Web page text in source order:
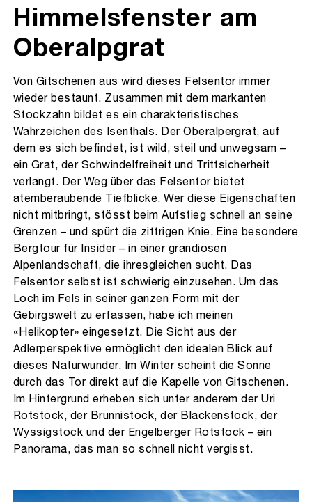
Himmelsfenster am
Oberalpgrat
Von Gitschenen aus wird dieses Felsentor immer
wieder bestaunt. Zusammen mit dem markanten
Stockzahn bildet es ein charakteristisches
Wahrzeichen des Isenthals. Der Oberalpergrat, auf
dem es sich befindet, ist wild, steil und unwegsam –
ein Grat, der Schwindelfreiheit und Trittsicherheit
verlangt. Der Weg über das Felsentor bietet
atemberaubende Tiefblicke. Wer diese Eigenschaften
nicht mitbringt, stösst beim Aufstieg schnell an seine
Grenzen – und spürt die zittrigen Knie. Eine besondere
Bergtour für Insider – in einer grandiosen
Alpenlandschaft, die ihresgleichen sucht. Das
Felsentor selbst ist schwierig einzusehen. Um das
Loch im Fels in seiner ganzen Form mit der
Gebirgswelt zu erfassen, habe ich meinen
«Helikopter» eingesetzt. Die Sicht aus der
Adlerperspektive ermöglicht den idealen Blick auf
dieses Naturwunder. Im Winter scheint die Sonne
durch das Tor direkt auf die Kapelle von Gitschenen.
Im Hintergrund erheben sich unter anderem der Uri
Rotstock, der Brunnistock, der Blackenstock, der
Wyssigstock und der Engelberger Rotstock – ein
Panorama, das man so schnell nicht vergisst.